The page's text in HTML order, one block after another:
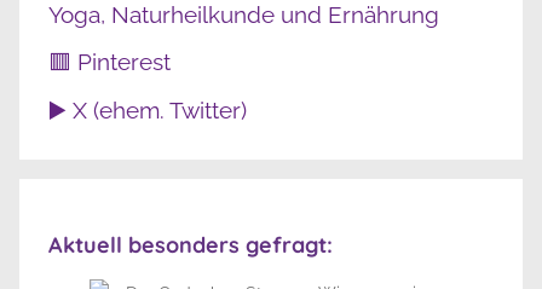
Yoga, Naturheilkunde und Ernährung
🟥 Pinterest
▶️ X (ehem. Twitter)
Aktuell besonders gefragt: